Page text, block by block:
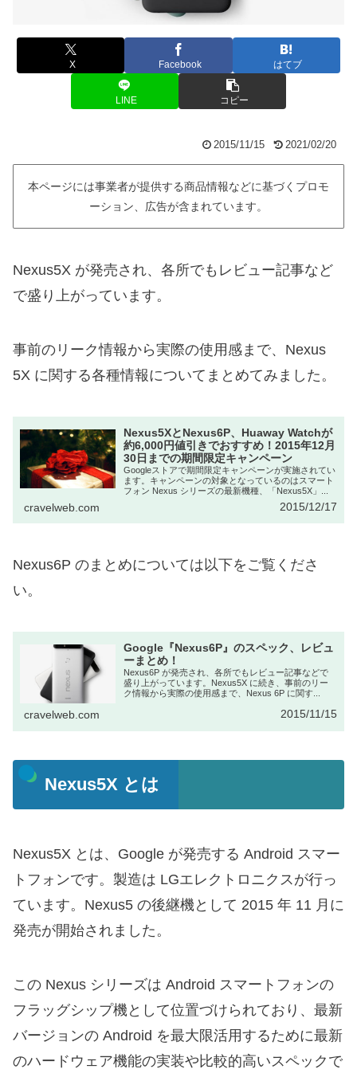
X Facebook はてブ
LINE コピー
2015/11/15 2021/02/20
本ページには事業者が提供する商品情報などに基づくプロモ
ーション、広告が含まれています。
Nexus5X が発売され、各所でもレビュー記事など
で盛り上がっています。
事前のリーク情報から実際の使用感まで、Nexus
5X に関する各種情報についてまとめてみました。
Nexus5XとNexus6P、Huaway Watchが
約6,000円値引きでおすすめ！2015年12月
30日までの期間限定キャンペーン
Googleストアで期間限定キャンペーンが実施されてい
ます。キャンペーンの対象となっているのはスマート
フォン Nexus シリーズの最新機種、「Nexus5X」...
cravelweb.com 2015/12/17
Nexus6P のまとめについては以下をご覧くださ
い。
Google『Nexus6P』のスペック、レビュ
ーまとめ！
Nexus6P が発売され、各所でもレビュー記事などで
盛り上がっています。Nexus5X に続き、事前のリー
ク情報から実際の使用感まで、Nexus 6P に関す...
cravelweb.com 2015/11/15
Nexus5X とは
Nexus5X とは、Google が発売する Android スマー
トフォンです。製造は LGエレクトロニクスが行っ
ています。Nexus5 の後継機として 2015 年 11 月に
発売が開始されました。
この Nexus シリーズは Android スマートフォンの
フラッグシップ機として位置づけられており、最新
バージョンの Android を最大限活用するために最新
のハードウェア機能の実装や比較的高いスペックで